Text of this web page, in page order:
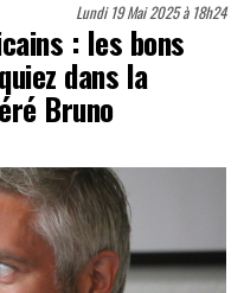
Lundi 19 Mai 2025 à 18h24
: les bons
dans la
Bruno